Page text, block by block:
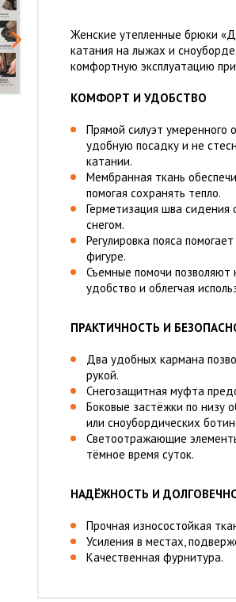
Женские утепленные брюки
катания на лыжах и
комфортную эксплуатацию
КОМФОРТ И УДОБСТВО
Прямой силуэт умеренного
удобную посадку и не
катании.
Мембранная ткань
помогая сохранять тепло.
Герметизация шва сидения
снегом.
Регулировка пояса
фигуре.
Съемные помочи позволяют
удобство и облегчая
ПРАКТИЧНОСТЬ И
Два удобных кармана
рукой.
Снегозащитная муфта
Боковые застёжки по низу
или сноубордических
Светоотражающие
тёмное время суток.
НАДЁЖНОСТЬ И
Прочная износостойкая
Усиления в местах,
Качественная фурнитура.